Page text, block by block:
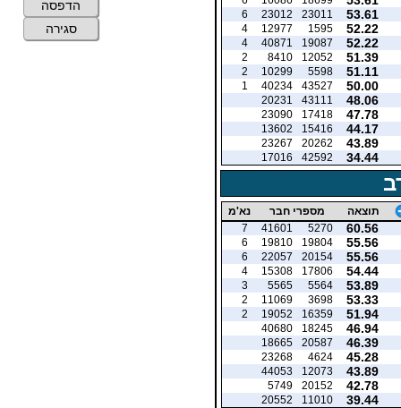
53.61
23011
23012
6
52.22
1595
12977
4
52.22
19087
40871
4
51.39
12052
8410
2
51.11
5598
10299
2
50.00
43527
40234
1
48.06
43111
20231
47.78
17418
23090
44.17
15416
13602
43.89
20262
23267
34.44
42592
17016
תוצאה מספרי חבר נא'מ
60.56
5270
41601
7
55.56
19804
19810
6
55.56
20154
22057
6
54.44
17806
15308
4
53.89
5564
5565
3
53.33
3698
11069
2
51.94
16359
19052
2
46.94
18245
40680
46.39
20587
18665
45.28
4624
23268
43.89
12073
44053
42.78
20152
5749
39.44
11010
20552
הדפסה
סגירה